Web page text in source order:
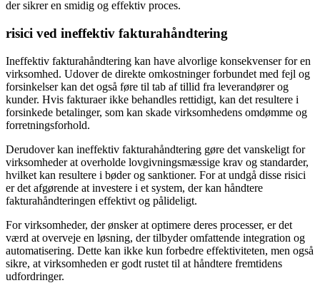
der sikrer en smidig og effektiv proces.
risici ved ineffektiv fakturahåndtering
Ineffektiv fakturahåndtering kan have alvorlige konsekvenser for en
virksomhed. Udover de direkte omkostninger forbundet med fejl og
forsinkelser kan det også føre til tab af tillid fra leverandører og
kunder. Hvis fakturaer ikke behandles rettidigt, kan det resultere i
forsinkede betalinger, som kan skade virksomhedens omdømme og
forretningsforhold.
Derudover kan ineffektiv fakturahåndtering gøre det vanskeligt for
virksomheder at overholde lovgivningsmæssige krav og standarder,
hvilket kan resultere i bøder og sanktioner. For at undgå disse risici
er det afgørende at investere i et system, der kan håndtere
fakturahåndteringen effektivt og pålideligt.
For virksomheder, der ønsker at optimere deres processer, er det
værd at overveje en løsning, der tilbyder omfattende integration og
automatisering. Dette kan ikke kun forbedre effektiviteten, men også
sikre, at virksomheden er godt rustet til at håndtere fremtidens
udfordringer.